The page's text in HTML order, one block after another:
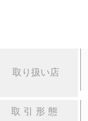
取り扱い店
取引形態